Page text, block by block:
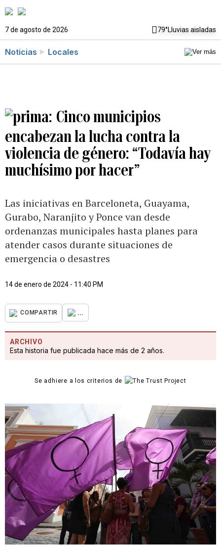
7 de agosto de 2026 79°Lluvias aisladas
Noticias Locales
Cinco municipios
encabezan la lucha contra la
violencia de género: “Todavía hay
muchísimo por hacer”
Las iniciativas en Barceloneta, Guayama,
Gurabo, Naranjito y Ponce van desde
ordenanzas municipales hasta planes para
atender casos durante situaciones de
emergencia o desastres
14 de enero de 2024 - 11:40 PM
COMPARTIR ...
ARCHIVO
Esta historia fue publicada hace más de 2 años.
Se adhiere a los criterios de